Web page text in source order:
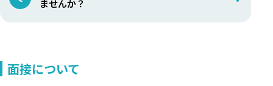
ませんか？
面接について